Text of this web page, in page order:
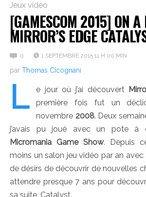
Jeux vidéo
[GAMESCOM 2015] ON
MIRROR’S EDGE
0 1 SEPTEMBRE 2015 11 H 00 MIN
par Thomas Cicognani
L e jour où j’ai découvert
première fois fut un
novembre 2008. Deux
j’avais pu joué avec un pote
Micromania Game Show. Depuis
moins un salon jeu vidéo par an
de désirs de découvrir de nouvelles
attendre presque 7 ans pour
sa suite, Catalyst.